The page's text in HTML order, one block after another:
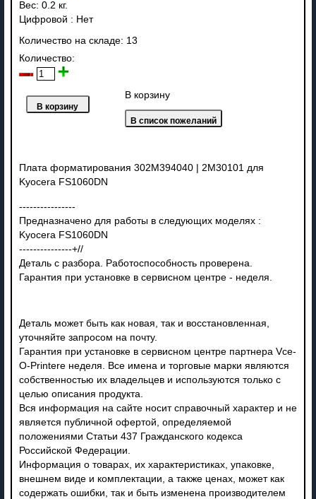
Вес: 0.2 кг.
Цифровой : Нет
Количество на складе: 13
Количество:
В корзину
Плата форматирования 302M394040 | 2M30101 для
Kyocera FS1060DN
----------------
Предназначено для работы в следующих моделях :
Kyocera FS1060DN
---------------+//
Деталь с разбора. Работоспособность проверена.
Гарантия при установке в сервисном центре - неделя.
Деталь может быть как новая, так и восстановленная,
уточняйте запросом на почту.
Гарантия при установке в сервисном центре партнера Vce-
O-Printere неделя. Все имена и торговые марки являются
собственностью их владельцев и используются только с
целью описания продукта.
Вся информация на сайте носит справочный характер и не
является публичной офертой, определяемой
положениями Статьи 437 Гражданского кодекса
Российской Федерации.
Информация о товарах, их характеристиках, упаковке,
внешнем виде и комплектации, а также ценах, может как
содержать ошибки, так и быть изменена производителем